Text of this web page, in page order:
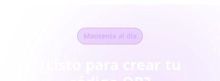
Mantente al día